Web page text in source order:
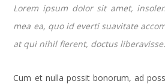
Lorem ipsum dolor sit amet,
mea ea, quo id everti suavitate
at qui nihil fierent, doctus liberavisse.
Cum et nulla possit bonorum, ad